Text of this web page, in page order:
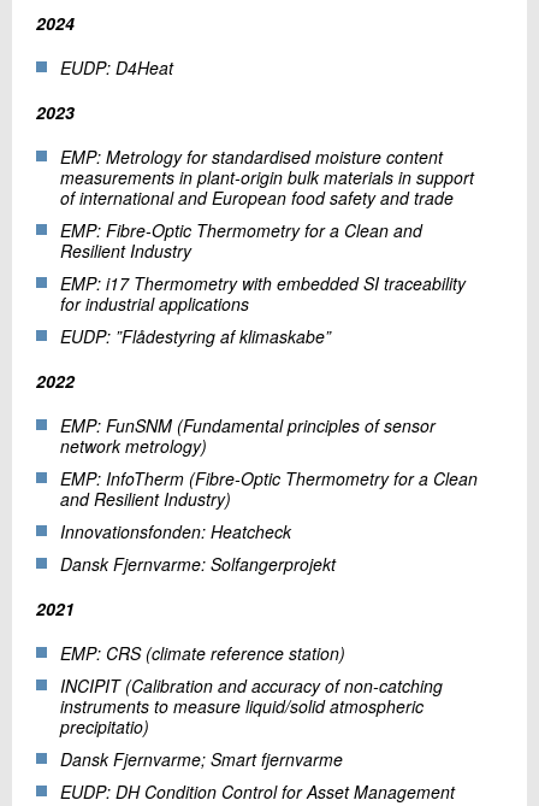
2024
EUDP: D4Heat
2023
EMP: Metrology for standardised moisture content
measurements in plant-origin bulk materials in support
of international and European food safety and trade
EMP: Fibre-Optic Thermometry for a Clean and
Resilient Industry
EMP: i17 Thermometry with embedded SI traceability
for industrial applications
EUDP: ”Flådestyring af klimaskabe”
2022
EMP: FunSNM (Fundamental principles of sensor
network metrology)
EMP: InfoTherm (Fibre-Optic Thermometry for a Clean
and Resilient Industry)
Innovationsfonden: Heatcheck
Dansk Fjernvarme: Solfangerprojekt
2021
EMP: CRS (climate reference station)
INCIPIT (Calibration and accuracy of non-catching
instruments to measure liquid/solid atmospheric
precipitatio)
Dansk Fjernvarme; Smart fjernvarme
EUDP: DH Condition Control for Asset Management